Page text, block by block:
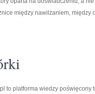
między nawilżaniem, między
to platforma wiedzy poświęcony